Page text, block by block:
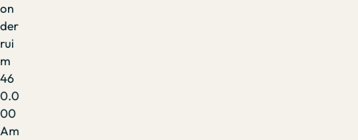
on
der
rui
m
46
0.0
00
Am